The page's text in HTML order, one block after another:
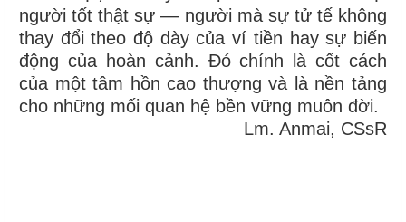
người tốt thật sự — người mà sự tử tế không
thay đổi theo độ dày của ví tiền hay sự biến
động của hoàn cảnh. Đó chính là cốt cách
của một tâm hồn cao thượng và là nền tảng
cho những mối quan hệ bền vững muôn đời.
Lm. Anmai, CSsR